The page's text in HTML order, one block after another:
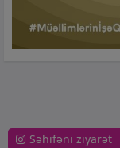
Səhifəni ziyarət